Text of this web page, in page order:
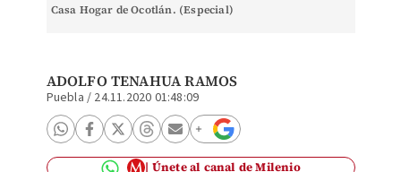
Casa Hogar de Ocotlán. (Especial)
ADOLFO TENAHUA RAMOS
Puebla / 24.11.2020 01:48:09
Únete al canal de Milenio